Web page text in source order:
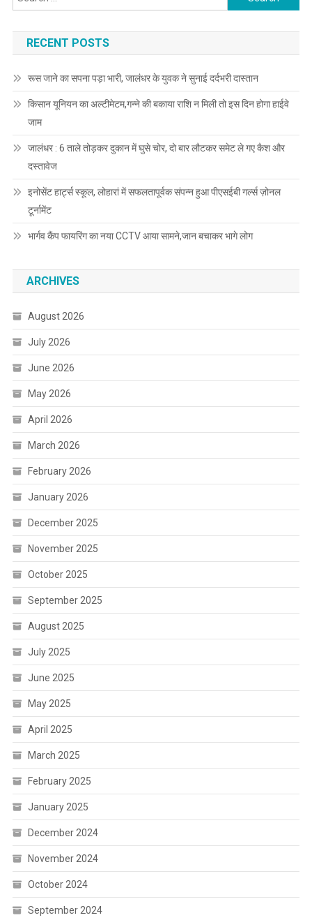
RECENT POSTS
रूस जाने का सपना पड़ा भारी, जालंधर के युवक ने सुनाई दर्दभरी दास्तान
किसान यूनियन का अल्टीमेटम,गन्ने की बकाया राशि न मिली तो इस दिन होगा हाईवे
जाम
जालंधर : 6 ताले तोड़कर दुकान में घुसे चोर, दो बार लौटकर समेट ले गए कैश और
दस्तावेज
इनोसेंट हार्ट्स स्कूल, लोहारां में सफलतापूर्वक संपन्न हुआ पीएसईबी गर्ल्स ज़ोनल
टूर्नामेंट
भार्गव कैंप फायरिंग का नया CCTV आया सामने,जान बचाकर भागे लोग
ARCHIVES
August 2026
July 2026
June 2026
May 2026
April 2026
March 2026
February 2026
January 2026
December 2025
November 2025
October 2025
September 2025
August 2025
July 2025
June 2025
May 2025
April 2025
March 2025
February 2025
January 2025
December 2024
November 2024
October 2024
September 2024